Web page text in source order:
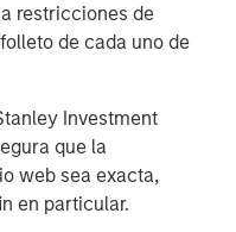
restricciones de
de cada uno de
Investment
que la
web sea exacta,
en particular.
and Stock